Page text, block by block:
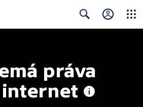
práva
internet